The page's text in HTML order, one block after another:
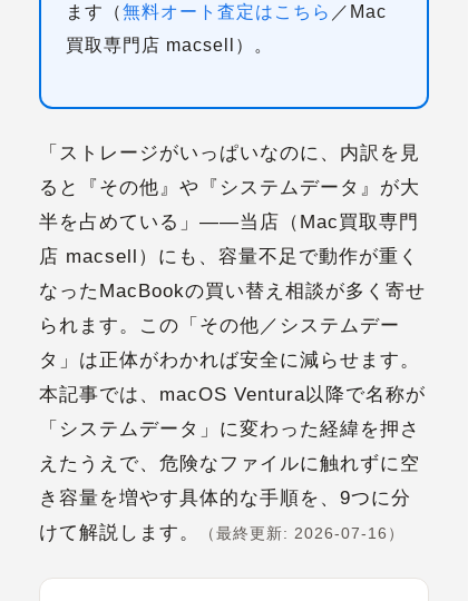
ます（無料オート査定はこちら ／Mac
買取専門店 macsell）。
「ストレージがいっぱいなのに、内訳を見
ると『その他』や『システムデータ』が大
半を占めている」——当店（Mac買取専門
店 macsell）にも、容量不足で動作が重く
なったMacBookの買い替え相談が多く寄せ
られます。この「その他／システムデー
タ」は正体がわかれば安全に減らせます 。
本記事では、 macOS Ventura以降で名称が
「システムデータ」に変わった経緯を押さ
えたうえで、危険なファイルに触れずに空
き容量を増やす具体的な手順を、9つに分
けて解説します。
（最終更新: 2026-07-16）